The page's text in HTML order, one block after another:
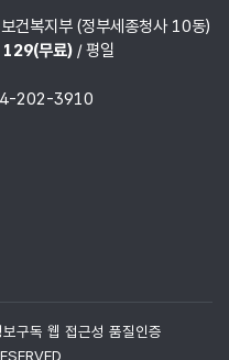
건복지부 (정부세종청사 10동)
129(무료)/ 평일
202-3910
보구독 웹 접근성 품질인증